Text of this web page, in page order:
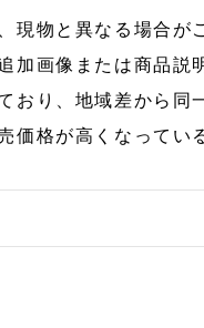
現物と異なる場合が
加画像または商品説
おり、地域差から
価格が高くなってい